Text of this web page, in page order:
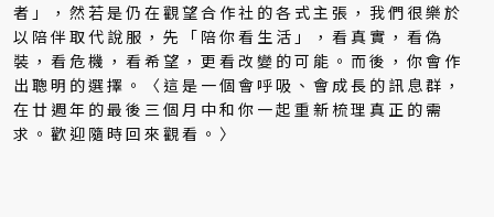
者」，然若是仍在觀望合作社的各式主張，我們很樂於
以陪伴取代說服，先「陪你看生活」，看真實，看偽
裝，看危機，看希望，更看改變的可能。而後，你會作
出聰明的選擇。〈這是一個會呼吸、會成長的訊息群，
在廿週年的最後三個月中和你一起重新梳理真正的需
求。歡迎隨時回來觀看。〉